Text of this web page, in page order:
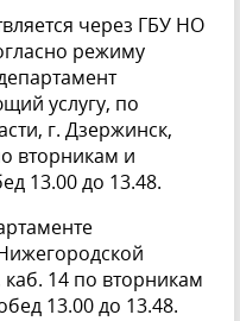
через ГБУ НО
режиму
услугу, по
г. Дзержинск,
вторникам и
13.00 до 13.48.
14 по вторникам
13.00 до 13.48.